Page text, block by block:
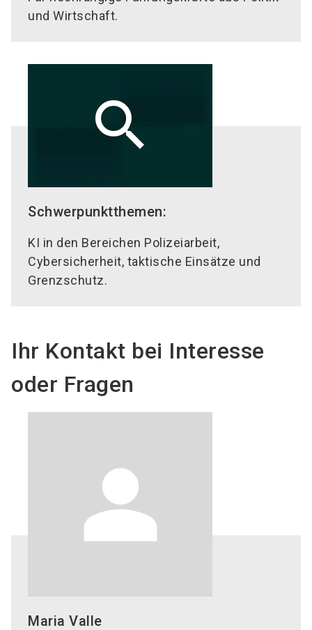
und Wirtschaft.
search
Schwerpunktthemen:
KI in den Bereichen Polizeiarbeit,
Cybersicherheit, taktische Einsätze und
Grenzschutz.
Ihr Kontakt bei Interesse
oder Fragen
Maria Valle